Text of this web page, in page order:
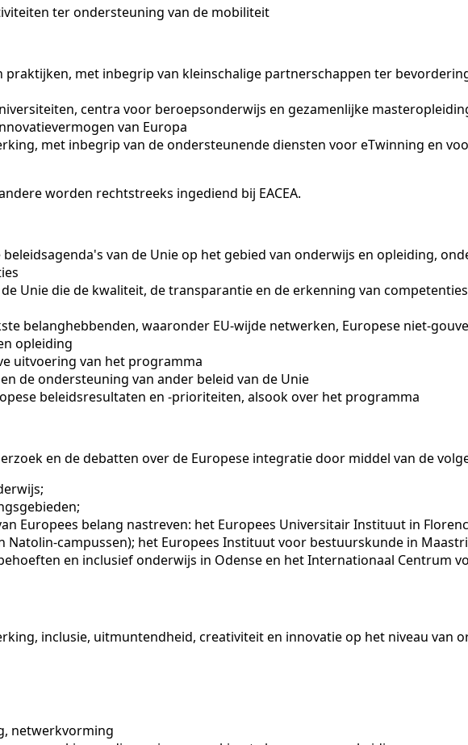
ter ondersteuning van de mobiliteit
met inbegrip van kleinschalige partnerschappen ter
centra voor beroepsonderwijs en gezamenlijke
van Europa
met inbegrip van de ondersteunende diensten voor eTwinning en
worden rechtstreeks ingediend bij EACEA.
van de Unie op het gebied van onderwijs en opleiding,
Unie die de kwaliteit, de transparantie en de erkenning van
belanghebbenden, waaronder EU-wijde netwerken, Europese niet-
opleiding
uitvoering van het programma
de ondersteuning van ander beleid van de Unie
beleidsresultaten en -prioriteiten, alsook over het programma
en de debatten over de Europese integratie door middel van de
Europees belang nastreven: het Europees Universitair Instituut in
campussen); het Europees Instituut voor bestuurskunde in
en inclusief onderwijs in Odense en het Internationaal Centrum
inclusie, uitmuntendheid, creativiteit en innovatie op het niveau van
netwerkvorming